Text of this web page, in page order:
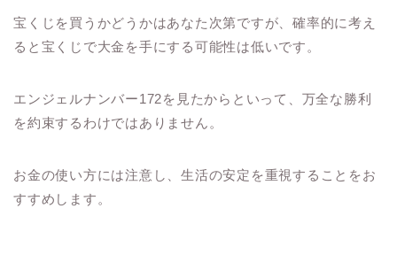
宝くじを買うかどうかはあなた次第ですが、確率的に考え
ると宝くじで大金を手にする可能性は低いです。
エンジェルナンバー172を見たからといって、万全な勝利
を約束するわけではありません。
お金の使い方には注意し、生活の安定を重視することをお
すすめします。